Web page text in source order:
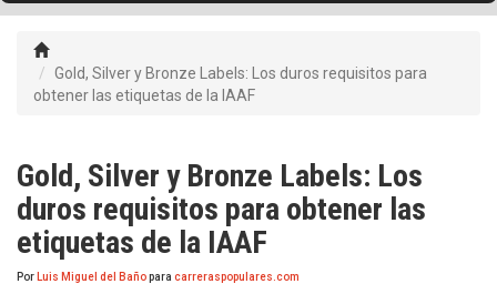
Gold, Silver y Bronze Labels: Los duros requisitos para
obtener las etiquetas de la IAAF
Gold, Silver y Bronze Labels: Los
duros requisitos para obtener las
etiquetas de la IAAF
Por Luis Miguel del Bañopara carreraspopulares.com